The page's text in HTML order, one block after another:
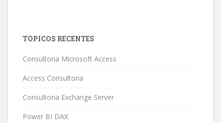
TÓPICOS RECENTES
Consultoria Microsoft Access
Access Consultoria
Consultoria Exchange Server
Power BI DAX